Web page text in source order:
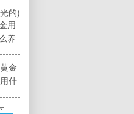
的)
用
养
黄金
用什